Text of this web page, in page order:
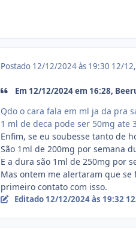
Postado 12/12/2024 às 19:30 12/
Em 12/12/2024 em 16:28,
Qdo o cara fala em ml ja da pra
1 ml de deca pode ser 50mg ate
Enfim, se eu soubesse tanto de
São 1ml de 200mg por semana
E a dura são 1ml de 250mg por
Mas ontem me alertaram que
primeiro contato com isso.
Editado 12/12/2024 às 19:32